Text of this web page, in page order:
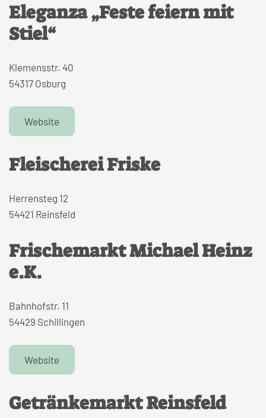
Eleganza „Feste feiern mit
Stiel“
Klemensstr. 40
54317 Osburg
Website
Fleischerei Friske
Herrensteg 12
54421 Reinsfeld
Frischemarkt Michael Heinz
e.K.
Bahnhofstr. 11
54429 Schillingen
Website
Getränkemarkt Reinsfeld